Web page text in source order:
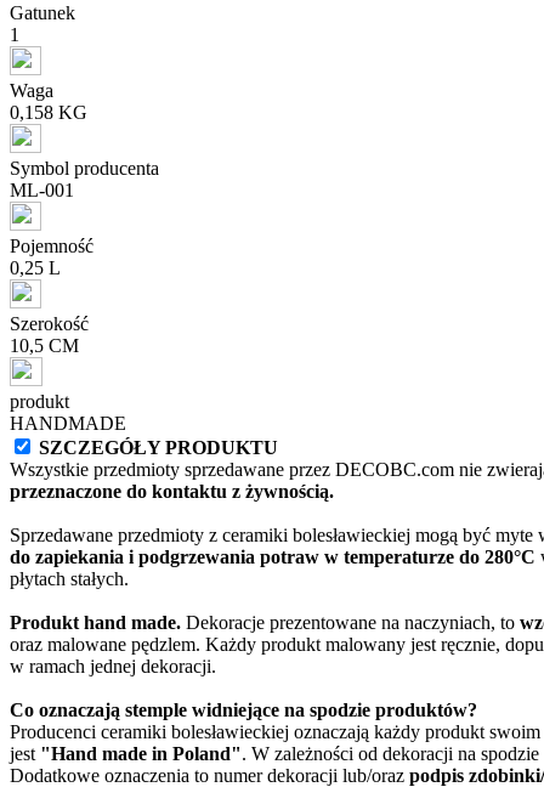
Gatunek
1
Waga
0,158 KG
Symbol producenta
ML-001
Pojemność
0,25 L
Szerokość
10,5 CM
produkt
HANDMADE
SZCZEGÓŁY PRODUKTU
Wszystkie przedmioty sprzedawane przez DECOBC.com nie
przeznaczone do kontaktu z żywnością.
Sprzedawane przedmioty z ceramiki bolesławieckiej mogą być
do zapiekania i podgrzewania potraw w temperaturze do 280°C
płytach stałych.
Produkt hand made. Dekoracje prezentowane na naczyniach, to
oraz malowane pędzlem. Każdy produkt malowany jest ręcznie,
w ramach jednej dekoracji.
Co oznaczają stemple widniejące na spodzie produktów?
Producenci ceramiki bolesławieckiej oznaczają każdy produkt swoim
jest "Hand made in Poland". W zależności od dekoracji na
Dodatkowe oznaczenia to numer dekoracji lub/oraz podpis